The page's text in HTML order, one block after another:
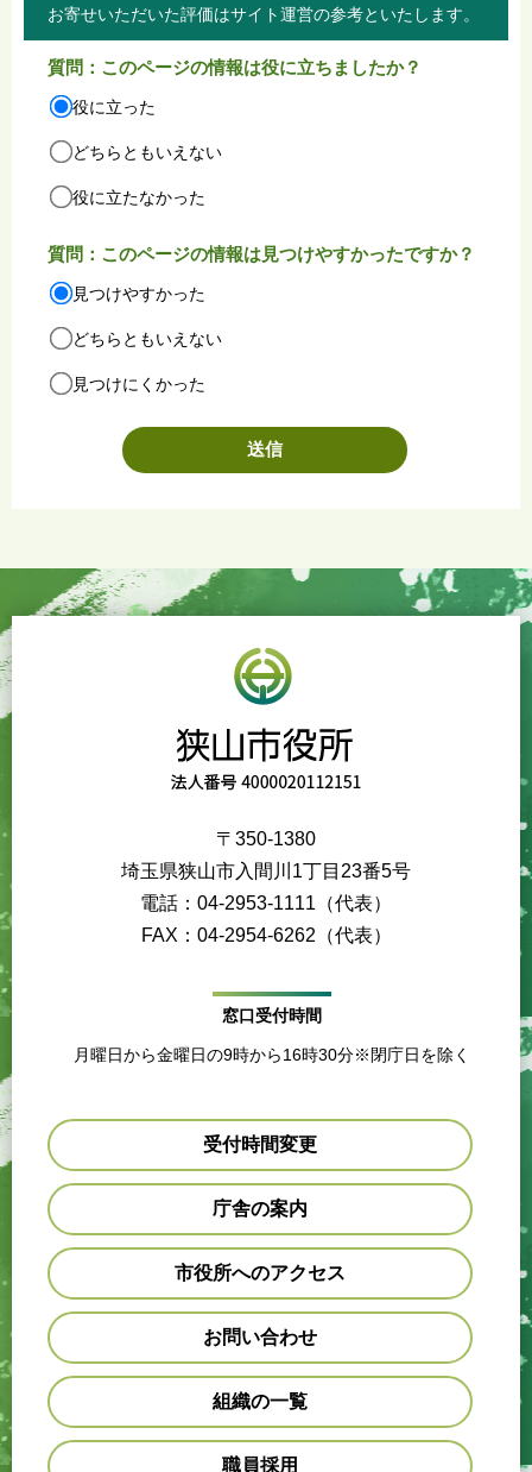
お寄せいただいた評価はサイト運営の参考といたします。
質問：このページの情報は役に立ちましたか？
役に立った
どちらともいえない
役に立たなかった
質問：このページの情報は見つけやすかったですか？
見つけやすかった
どちらともいえない
見つけにくかった
〒350-1380
埼玉県狭山市入間川1丁目23番5号
電話：04-2953-1111（代表）
FAX：04-2954-6262（代表）
窓口受付時間
月曜日から金曜日の9時から16時30分※閉庁日を除く
受付時間変更
庁舎の案内
市役所へのアクセス
お問い合わせ
組織の一覧
職員採用